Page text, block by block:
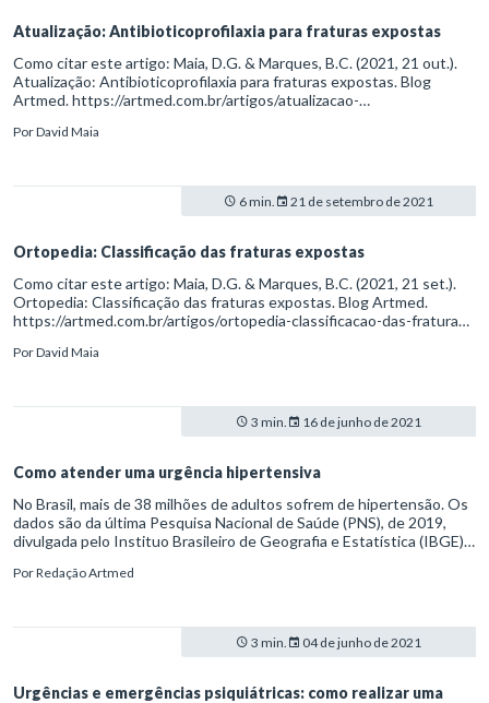
Atualização: Antibioticoprofilaxia para fraturas expostas
Como citar este artigo: Maia, D.G. & Marques, B.C. (2021, 21 out.).
Atualização: Antibioticoprofilaxia para fraturas expostas. Blog
Artmed. https://artmed.com.br/artigos/atualizacao-
PorDavid Maia
6 min. 21 de setembro de 2021
Ortopedia: Classificação das fraturas expostas
Como citar este artigo: Maia, D.G. & Marques, B.C. (2021, 21 set.).
Ortopedia: Classificação das fraturas expostas. Blog Artmed.
https://artmed.com.br/artigos/ortopedia-classificacao-das-fraturas-
PorDavid Maia
3 min. 16 de junho de 2021
Como atender uma urgência hipertensiva
No Brasil, mais de 38 milhões de adultos sofrem de hipertensão. Os
dados são da última Pesquisa Nacional de Saúde (PNS), de 2019,
divulgada pelo Instituo Brasileiro de Geografia e Estatística (IBGE).
hipertensão arterial sistêmica (HAS) de casos severos.
PorRedação Artmed
3 min. 04 de junho de 2021
Urgências e emergências psiquiátricas: como realizar uma